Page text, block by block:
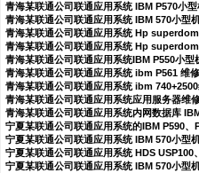
青海某联通公司联通应用系统 IBM P570小
青海某联通公司联通应用系统 IBM 570小型
青海某联通公司联通应用系统 Hp
青海某联通公司联通应用系统 Hp
青海某联通公司联通应用系统IBM P550小型
青海某联通公司联通应用系统 ibm P561 维
青海某联通公司联通应用系统 ibm
青海某联通公司联通应用系统应用服务器维
青海某联通公司联通应用系统内网数据库
宁夏某联通公司联通应用系统的IBM P590
宁夏某联通公司联通应用系统 IBM 570小型
宁夏某联通公司联通应用系统 HDS
宁夏某联通公司联通应用系统 IBM 570小型